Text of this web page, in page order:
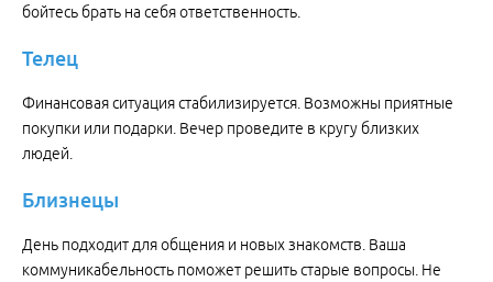
бойтесь брать на себя ответственность.
Телец
Финансовая ситуация стабилизируется. Возможны приятные
покупки или подарки. Вечер проведите в кругу близких
людей.
Близнецы
День подходит для общения и новых знакомств. Ваша
коммуникабельность поможет решить старые вопросы. Не